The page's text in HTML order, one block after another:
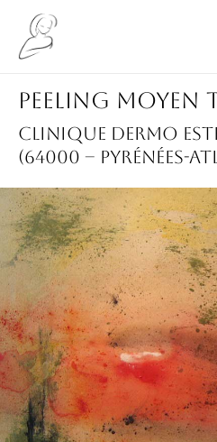
contenu
Peeling moyen
Clinique dermo
(64000 – Pyrénées-